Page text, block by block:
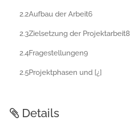
2.2Aufbau der Arbeit6
2.3Zielsetzung der Projektarbeit8
2.4Fragestellungen9
2.5Projektphasen und [¿]
Details